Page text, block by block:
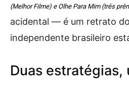
(Melhor Filme) e Olhe Para Mim (três
acidental — é um retrato
independente brasileiro
Duas estratégias,